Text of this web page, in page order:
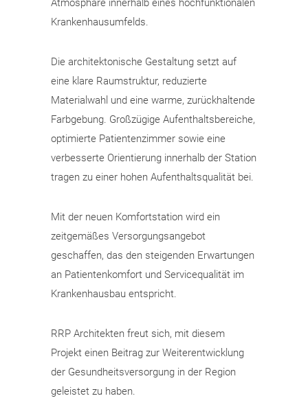
Atmosphäre innerhalb eines hochfunktionalen
Krankenhausumfelds.
Die architektonische Gestaltung setzt auf
eine klare Raumstruktur, reduzierte
Materialwahl und eine warme, zurückhaltende
Farbgebung. Großzügige Aufenthaltsbereiche,
optimierte Patientenzimmer sowie eine
verbesserte Orientierung innerhalb der Station
tragen zu einer hohen Aufenthaltsqualität bei.
Mit der neuen Komfortstation wird ein
zeitgemäßes Versorgungsangebot
geschaffen, das den steigenden Erwartungen
an Patientenkomfort und Servicequalität im
Krankenhausbau entspricht.
RRP Architekten freut sich, mit diesem
Projekt einen Beitrag zur Weiterentwicklung
der Gesundheitsversorgung in der Region
geleistet zu haben.